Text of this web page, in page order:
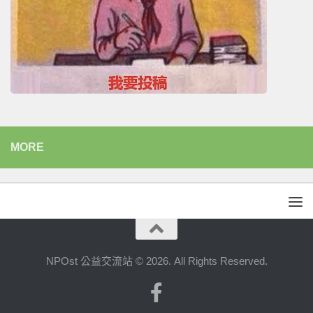
MORE
NPOst 公益交流站 © 2026. All Rights Reserved.